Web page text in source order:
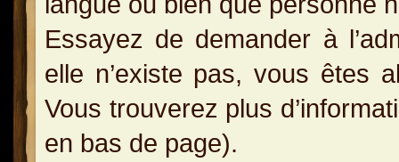
Essayez de demander à
elle n’existe pas, vous êtes
Vous trouverez plus
en bas de page).